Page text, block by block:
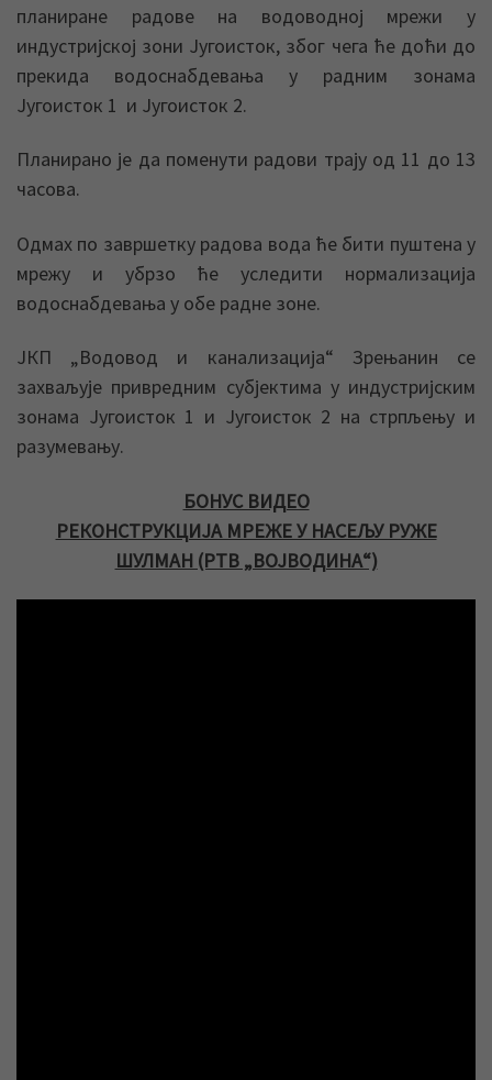
планиране радове на водоводној мрежи у
индустријској зони Југоисток, због чега ће доћи до
прекида водоснабдевања у радним зонама
Југоисток 1 и Југоисток 2.
Планирано је да поменути радови трају од 11 до 13
часова.
Одмах по завршетку радова вода ће бити пуштена у
мрежу и убрзо ће уследити нормализација
водоснабдевања у обе радне зоне.
ЈКП „Водовод и канализација“ Зрењанин се
захваљује привредним субјектима у индустријским
зонама Југоисток 1 и Југоисток 2 на стрпљењу и
разумевању.
БОНУС ВИДЕО
РЕКОНСТРУКЦИЈА МРЕЖЕ У НАСЕЉУ РУЖЕ
ШУЛМАН (РТВ „ВОЈВОДИНА“)